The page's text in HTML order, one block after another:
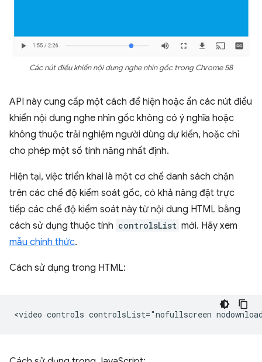
Các nút điều khiển nội dung nghe nhìn gốc trong Chrome 58
API này cung cấp một cách để hiện hoặc ẩn các nút điều
khiển nội dung nghe nhìn gốc không có ý nghĩa hoặc
không thuộc trải nghiệm người dùng dự kiến, hoặc chỉ
cho phép một số tính năng nhất định.
Hiện tại, việc triển khai là một cơ chế danh sách chặn
trên các chế độ kiểm soát gốc, có khả năng đặt trực
tiếp các chế độ kiểm soát này từ nội dung HTML bằng
cách sử dụng thuộc tính controlsList mới. Hãy xem
mẫu chính thức.
Cách sử dụng trong HTML: